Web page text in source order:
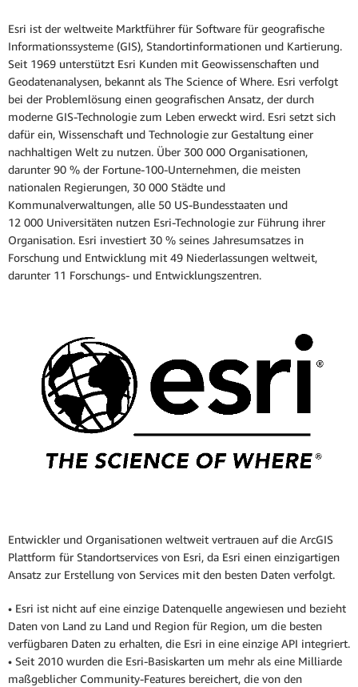
Esri ist der weltweite Marktführer für Software für geografische
Informationssysteme (GIS), Standortinformationen und Kartierung.
Seit 1969 unterstützt Esri Kunden mit Geowissenschaften und
Geodatenanalysen, bekannt als The Science of Where. Esri verfolgt
bei der Problemlösung einen geografischen Ansatz, der durch
moderne GIS-Technologie zum Leben erweckt wird. Esri setzt sich
dafür ein, Wissenschaft und Technologie zur Gestaltung einer
nachhaltigen Welt zu nutzen. Über 300 000 Organisationen,
darunter 90 % der Fortune-100-Unternehmen, die meisten
nationalen Regierungen, 30 000 Städte und
Kommunalverwaltungen, alle 50 US-Bundesstaaten und
12 000 Universitäten nutzen Esri-Technologie zur Führung ihrer
Organisation. Esri investiert 30 % seines Jahresumsatzes in
Forschung und Entwicklung mit 49 Niederlassungen weltweit,
darunter 11 Forschungs- und Entwicklungszentren.
Entwickler und Organisationen weltweit vertrauen auf die ArcGIS
Plattform für Standortservices von Esri, da Esri einen einzigartigen
Ansatz zur Erstellung von Services mit den besten Daten verfolgt.
• Esri ist nicht auf eine einzige Datenquelle angewiesen und bezieht
Daten von Land zu Land und Region für Region, um die besten
verfügbaren Daten zu erhalten, die Esri in eine einzige API integriert.
• Seit 2010 wurden die Esri-Basiskarten um mehr als eine Milliarde
maßgeblicher Community-Features bereichert, die von den